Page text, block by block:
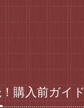
購入前ガイド